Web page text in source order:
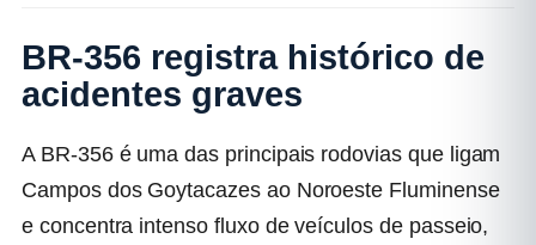
BR-356 registra histórico de
acidentes graves
A BR-356 é uma das principais rodovias que ligam
Campos dos Goytacazes ao Noroeste Fluminense
e concentra intenso fluxo de veículos de passeio,